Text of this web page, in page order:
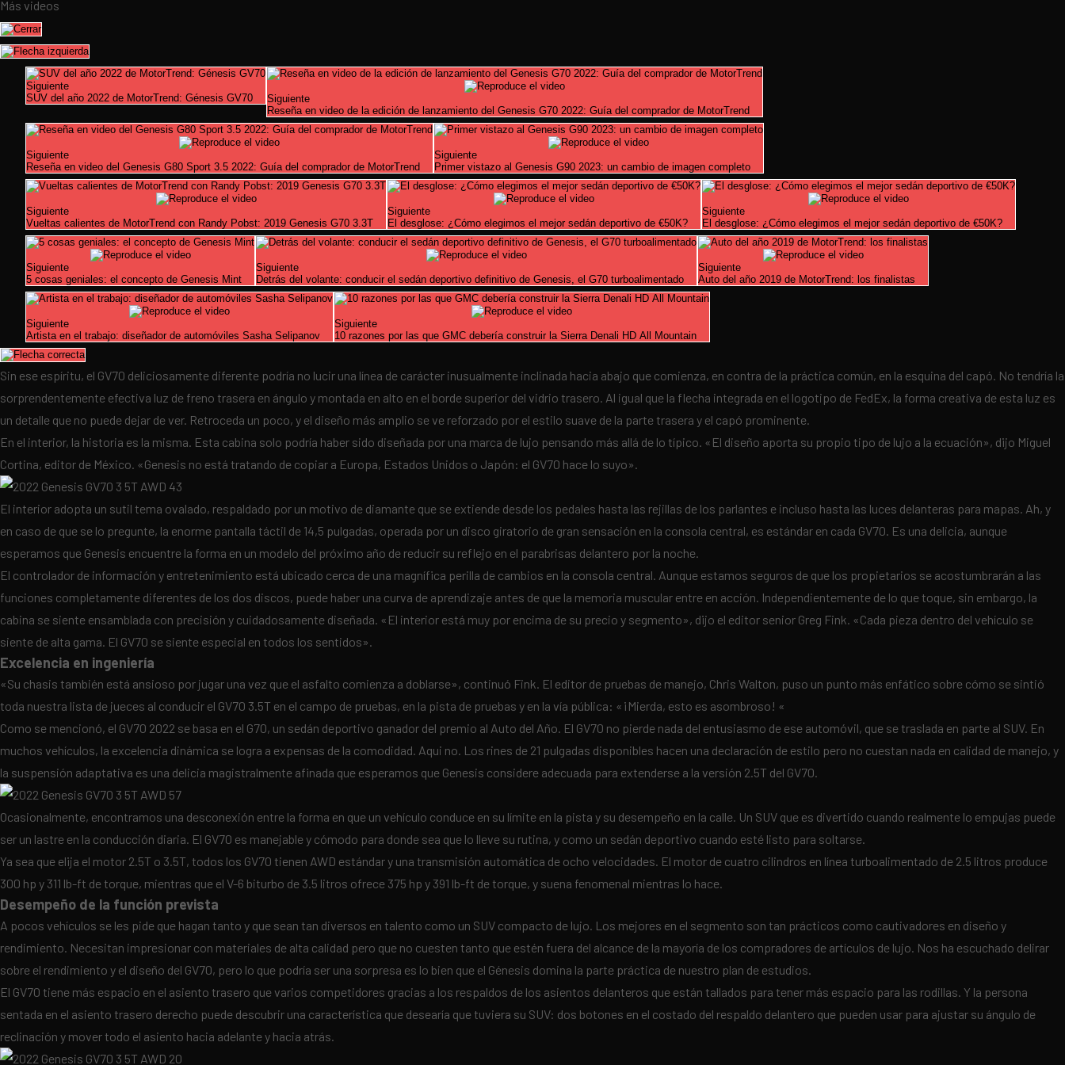
Más videos
Siguiente
SUV del año 2022 de MotorTrend: Génesis GV70
Siguiente
Reseña en video de la edición de lanzamiento del Genesis G70 2022: Guía del comprador de MotorTrend
Siguiente
Reseña en video del Genesis G80 Sport 3.5 2022: Guía del comprador de MotorTrend
Siguiente
Primer vistazo al Genesis G90 2023: un cambio de imagen completo
Siguiente
Vueltas calientes de MotorTrend con Randy Pobst: 2019 Genesis G70 3.3T
Siguiente
El desglose: ¿Cómo elegimos el mejor sedán deportivo de €50K?
Siguiente
El desglose: ¿Cómo elegimos el mejor sedán deportivo de €50K?
Siguiente
5 cosas geniales: el concepto de Genesis Mint
Siguiente
Detrás del volante: conducir el sedán deportivo definitivo de Genesis, el G70 turboalimentado
Siguiente
Auto del año 2019 de MotorTrend: los finalistas
Siguiente
Artista en el trabajo: diseñador de automóviles Sasha Selipanov
Siguiente
10 razones por las que GMC debería construir la Sierra Denali HD All Mountain
Sin ese espíritu, el GV70 deliciosamente diferente podría no lucir una línea de carácter inusualmente inclinada hacia abajo que comienza, en contra de la práctica común, en la esquina del capó. No tendría la
sorprendentemente efectiva luz de freno trasera en ángulo y montada en alto en el borde superior del vidrio trasero. Al igual que la flecha integrada en el logotipo de FedEx, la forma creativa de esta luz es
un detalle que no puede dejar de ver. Retroceda un poco, y el diseño más amplio se ve reforzado por el estilo suave de la parte trasera y el capó prominente.
En el interior, la historia es la misma. Esta cabina solo podría haber sido diseñada por una marca de lujo pensando más allá de lo típico. «El diseño aporta su propio tipo de lujo a la ecuación», dijo Miguel
Cortina, editor de México. «Genesis no está tratando de copiar a Europa, Estados Unidos o Japón: el GV70 hace lo suyo».
El interior adopta un sutil tema ovalado, respaldado por un motivo de diamante que se extiende desde los pedales hasta las rejillas de los parlantes e incluso hasta las luces delanteras para mapas. Ah, y
en caso de que se lo pregunte, la enorme pantalla táctil de 14,5 pulgadas, operada por un disco giratorio de gran sensación en la consola central, es estándar en cada GV70. Es una delicia, aunque
esperamos que Genesis encuentre la forma en un modelo del próximo año de reducir su reflejo en el parabrisas delantero por la noche.
El controlador de información y entretenimiento está ubicado cerca de una magnífica perilla de cambios en la consola central. Aunque estamos seguros de que los propietarios se acostumbrarán a las
funciones completamente diferentes de los dos discos, puede haber una curva de aprendizaje antes de que la memoria muscular entre en acción. Independientemente de lo que toque, sin embargo, la
cabina se siente ensamblada con precisión y cuidadosamente diseñada. «El interior está muy por encima de su precio y segmento», dijo el editor senior Greg Fink. «Cada pieza dentro del vehículo se
siente de alta gama. El GV70 se siente especial en todos los sentidos».
Excelencia en ingeniería
«Su chasis también está ansioso por jugar una vez que el asfalto comienza a doblarse», continuó Fink. El editor de pruebas de manejo, Chris Walton, puso un punto más enfático sobre cómo se sintió
toda nuestra lista de jueces al conducir el GV70 3.5T en el campo de pruebas, en la pista de pruebas y en la vía pública: «¡Mierda, esto es asombroso! «
Como se mencionó, el GV70 2022 se basa en el G70, un sedán deportivo ganador del premio al Auto del Año. El GV70 no pierde nada del entusiasmo de ese automóvil, que se traslada en parte al SUV. En
muchos vehículos, la excelencia dinámica se logra a expensas de la comodidad. Aqui no. Los rines de 21 pulgadas disponibles hacen una declaración de estilo pero no cuestan nada en calidad de manejo, y
la suspensión adaptativa es una delicia magistralmente afinada que esperamos que Genesis considere adecuada para extenderse a la versión 2.5T del GV70.
Ocasionalmente, encontramos una desconexión entre la forma en que un vehículo conduce en su límite en la pista y su desempeño en la calle. Un SUV que es divertido cuando realmente lo empujas puede
ser un lastre en la conducción diaria. El GV70 es manejable y cómodo para donde sea que lo lleve su rutina, y como un sedán deportivo cuando esté listo para soltarse.
Ya sea que elija el motor 2.5T o 3.5T, todos los GV70 tienen AWD estándar y una transmisión automática de ocho velocidades. El motor de cuatro cilindros en línea turboalimentado de 2.5 litros produce
300 hp y 311 lb-ft de torque, mientras que el V-6 biturbo de 3.5 litros ofrece 375 hp y 391 lb-ft de torque, y suena fenomenal mientras lo hace.
Desempeño de la función prevista
A pocos vehículos se les pide que hagan tanto y que sean tan diversos en talento como un SUV compacto de lujo. Los mejores en el segmento son tan prácticos como cautivadores en diseño y
rendimiento. Necesitan impresionar con materiales de alta calidad pero que no cuesten tanto que estén fuera del alcance de la mayoría de los compradores de artículos de lujo. Nos ha escuchado delirar
sobre el rendimiento y el diseño del GV70, pero lo que podría ser una sorpresa es lo bien que el Génesis domina la parte práctica de nuestro plan de estudios.
El GV70 tiene más espacio en el asiento trasero que varios competidores gracias a los respaldos de los asientos delanteros que están tallados para tener más espacio para las rodillas. Y la persona
sentada en el asiento trasero derecho puede descubrir una característica que desearía que tuviera su SUV: dos botones en el costado del respaldo delantero que pueden usar para ajustar su ángulo de
reclinación y mover todo el asiento hacia adelante y hacia atrás.